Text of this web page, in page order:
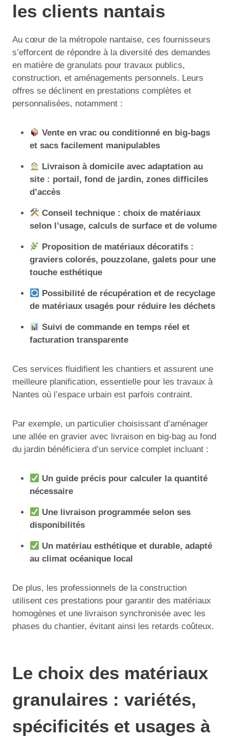
les clients nantais
Au cœur de la métropole nantaise, ces fournisseurs
s’efforcent de répondre à la diversité des demandes
en matière de granulats pour travaux publics,
construction, et aménagements personnels. Leurs
offres se déclinent en prestations complètes et
personnalisées, notamment :
Vente en vrac ou conditionné en big-bags
et sacs facilement manipulables
Livraison à domicile avec adaptation au
site : portail, fond de jardin, zones difficiles
d’accès
Conseil technique : choix de matériaux
selon l’usage, calculs de surface et de volume
Proposition de matériaux décoratifs :
graviers colorés, pouzzolane, galets pour une
touche esthétique
Possibilité de récupération et de recyclage
de matériaux usagés pour réduire les déchets
Suivi de commande en temps réel et
facturation transparente
Ces services fluidifient les chantiers et assurent une
meilleure planification, essentielle pour les travaux à
Nantes où l’espace urbain est parfois contraint.
Par exemple, un particulier choisissant d’aménager
une allée en gravier avec livraison en big-bag au fond
du jardin bénéficiera d’un service complet incluant :
Un guide précis pour calculer la quantité
nécessaire
Une livraison programmée selon ses
disponibilités
Un matériau esthétique et durable, adapté
au climat océanique local
De plus, les professionnels de la construction
utilisent ces prestations pour garantir des matériaux
homogènes et une livraison synchronisée avec les
phases du chantier, évitant ainsi les retards coûteux.
Le choix des matériaux
granulaires : variétés,
spécificités et usages à